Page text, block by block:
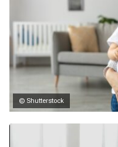
© Shutterstock